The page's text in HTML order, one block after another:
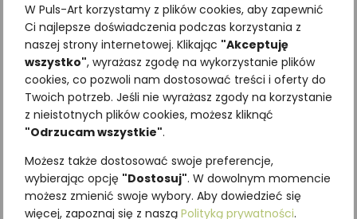
W Puls-Art korzystamy z plików cookies, aby zapewnić
Ci najlepsze doświadczenia podczas korzystania z
naszej strony internetowej. Klikając "Akceptuję
wszystko", wyrażasz zgodę na wykorzystanie plików
cookies, co pozwoli nam dostosować treści i oferty do
Twoich potrzeb. Jeśli nie wyrażasz zgody na korzystanie
z nieistotnych plików cookies, możesz kliknąć
"Odrzucam wszystkie".
Możesz także dostosować swoje preferencje,
wybierając opcję "Dostosuj". W dowolnym momencie
możesz zmienić swoje wybory. Aby dowiedzieć się
więcej, zapoznaj się z naszą Polityką prywatności.
Najniższa cena z ostatnich 30
dni:65,00zł
SKU:Brak danych
Kategorie:
Podobne produkty